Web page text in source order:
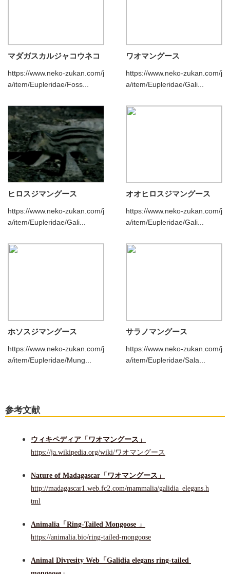
マダガスカルジャコウネコ
https://www.neko-zukan.com/j
a/item/Eupleridae/Foss...
ワオマングース
https://www.neko-zukan.com/j
a/item/Eupleridae/Gali...
ヒロスジマングース
https://www.neko-zukan.com/j
a/item/Eupleridae/Gali...
オオヒロスジマングース
https://www.neko-zukan.com/j
a/item/Eupleridae/Gali...
ホソスジマングース
https://www.neko-zukan.com/j
a/item/Eupleridae/Mung...
サラノマングース
https://www.neko-zukan.com/j
a/item/Eupleridae/Sala...
参考文献
ウィキペディア「ワオマングース」
https://ja.wikipedia.org/wiki/ワオマングース
Nature of Madagascar「ワオマングース」
http://madagascar1.web.fc2.com/mammalia/galidia_elegans.h
tml
Animalia「Ring-Tailed Mongoose 」
https://animalia.bio/ring-tailed-mongoose
Animal Divresity Web「Galidia elegans ring-tailed